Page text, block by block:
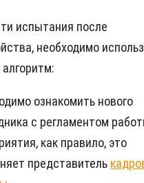
испытания после
необходимо
ознакомить нового
с регламентом
как правило, это
представитель